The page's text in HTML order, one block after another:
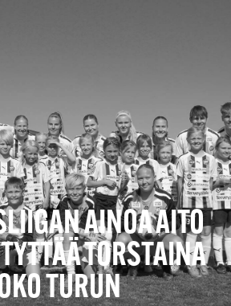
AINOA AITO
TORSTAINA
TURUN